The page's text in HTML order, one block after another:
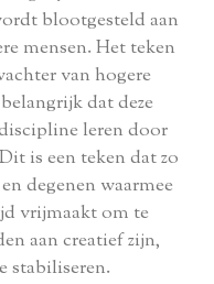
blootgesteld aan
mensen. Het teken
van hogere
dat deze
leren door
is een teken dat zo
degenen waarmee
vrijmaakt om te
aan creatief zijn,
stabiliseren.